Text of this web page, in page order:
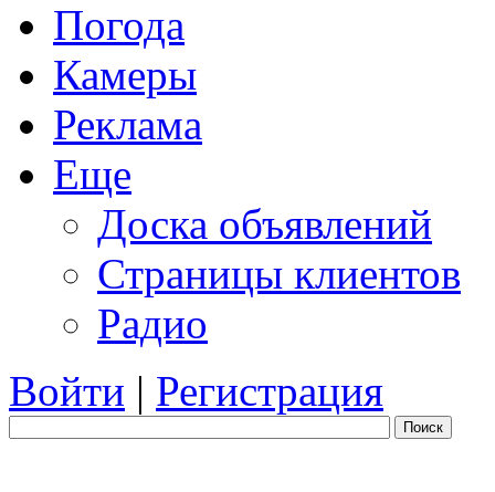
Погода
Камеры
Реклама
Еще
Доска объявлений
Страницы клиентов
Радио
Войти | Регистрация
Поиск